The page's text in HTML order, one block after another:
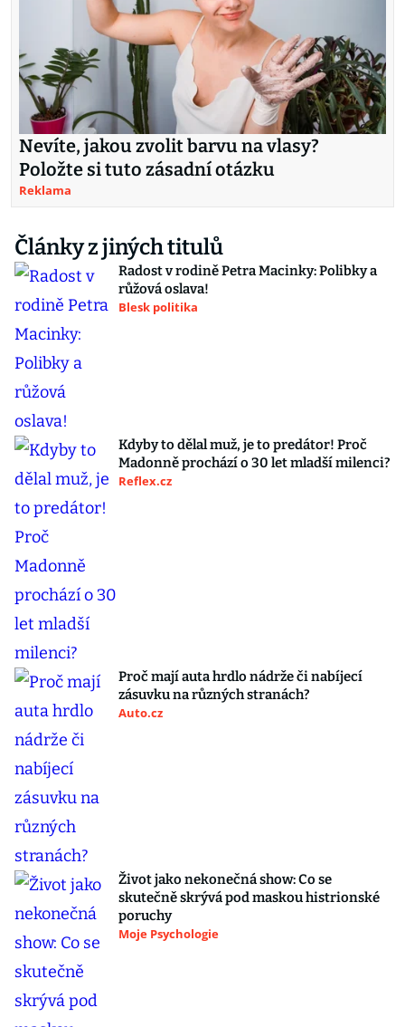
Nevíte, jakou zvolit barvu na vlasy?
Položte si tuto zásadní otázku
Reklama
Články z jiných titulů
Radost v rodině Petra Macinky: Polibky a
růžová oslava!
Blesk politika
Kdyby to dělal muž, je to predátor! Proč
Madonně prochází o 30 let mladší milenci?
Reflex.cz
Proč mají auta hrdlo nádrže či nabíjecí
zásuvku na různých stranách?
Auto.cz
Život jako nekonečná show: Co se
skutečně skrývá pod maskou histrionské
poruchy
Moje Psychologie